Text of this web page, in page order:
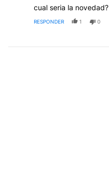
cual seria la novedad?
RESPONDER 1 0